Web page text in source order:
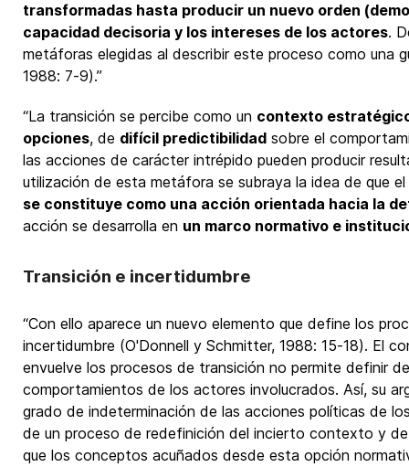
transformadas hasta producir un nuevo orden
capacidad decisoria y los intereses de los actores.
metáforas elegidas al describir este proceso como una
1988: 7-9).”
“La transición se percibe como un contexto
opciones, de difícil predictibilidad sobre el
las acciones de carácter intrépido pueden producir
utilización de esta metáfora se subraya la idea de que
se constituye como una acción orientada hacia la
acción se desarrolla en un marco normativo e
Transición e incertidumbre
“Con ello aparece un nuevo elemento que define los
incertidumbre (O'Donnell y Schmitter, 1988: 15-18). El
envuelve los procesos de transición no permite definir
comportamientos de los actores involucrados. Así, su
grado de indeterminación de las acciones políticas de
de un proceso de redefinición del incierto contexto y
que los conceptos acuñados desde esta opción